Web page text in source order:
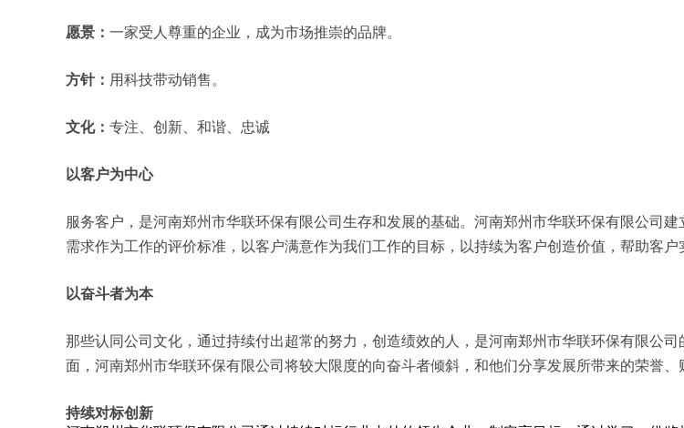
愿景： 一家受人尊重的企业，成为市场推崇的品牌。
方针： 用科技带动销售。
文化： 专注、创新、和谐、忠诚
以客户为中心
服务客户，是河南郑州市华联环保有限公司生存和发展的基础。河南郑州市华联环保有限公司
需求作为工作的评价标准，以客户满意作为我们工作的目标，以持续为客户创造价值，帮助客户
以奋斗者为本
那些认同公司文化，通过持续付出超常的努力，创造绩效的人，是河南郑州市华联环保有限公
面，河南郑州市华联环保有限公司将较大限度的向奋斗者倾斜，和他们分享发展所带来的荣誉、
持续对标创新